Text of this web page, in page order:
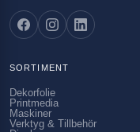
SORTIMENT
Dekorfolie
Printmedia
Maskiner
Verktyg & Tillbehör